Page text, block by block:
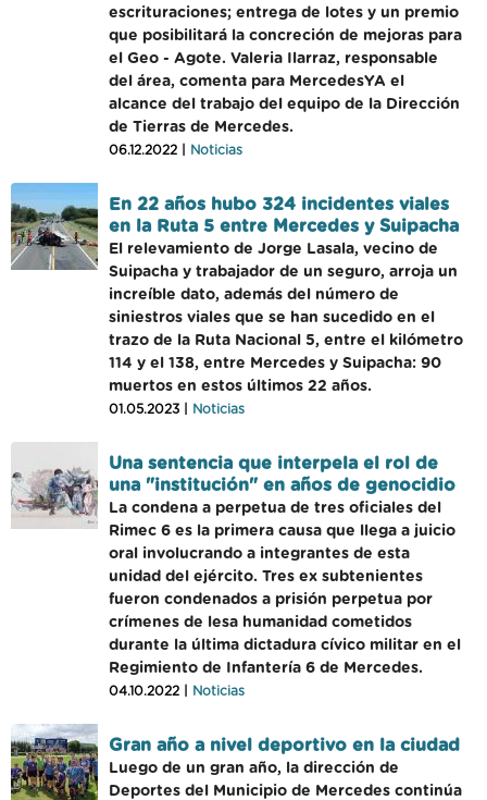
escrituraciones; entrega de lotes y un premio
que posibilitará la concreción de mejoras para
el Geo - Agote. Valeria Ilarraz, responsable
del área, comenta para MercedesYA el
alcance del trabajo del equipo de la Dirección
de Tierras de Mercedes.
06.12.2022 | Noticias
En 22 años hubo 324 incidentes viales
en la Ruta 5 entre Mercedes y Suipacha
El relevamiento de Jorge Lasala, vecino de
Suipacha y trabajador de un seguro, arroja un
increíble dato, además del número de
siniestros viales que se han sucedido en el
trazo de la Ruta Nacional 5, entre el kilómetro
114 y el 138, entre Mercedes y Suipacha: 90
muertos en estos últimos 22 años.
01.05.2023 | Noticias
Una sentencia que interpela el rol de
una "institución" en años de genocidio
La condena a perpetua de tres oficiales del
Rimec 6 es la primera causa que llega a juicio
oral involucrando a integrantes de esta
unidad del ejército. Tres ex subtenientes
fueron condenados a prisión perpetua por
crímenes de lesa humanidad cometidos
durante la última dictadura cívico militar en el
Regimiento de Infantería 6 de Mercedes.
04.10.2022 | Noticias
Gran año a nivel deportivo en la ciudad
Luego de un gran año, la dirección de
Deportes del Municipio de Mercedes continúa